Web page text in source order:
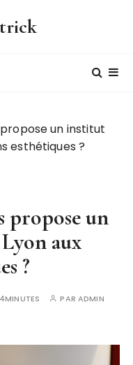
un institut
esthétiques ?
propose un
aux
?
4MINUTES PARADMIN